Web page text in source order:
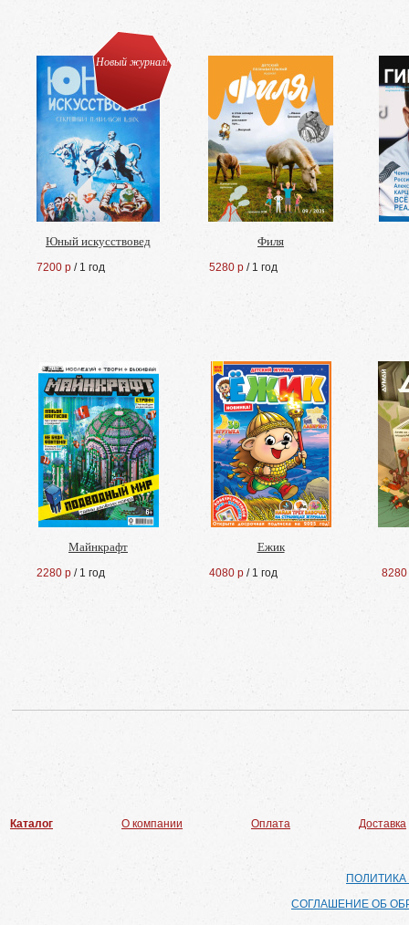
Новый журнал!
Юный искусствовед
7200 р / 1 год
Филя
5280 р / 1 год
Майнкрафт
2280 р / 1 год
Ежик
4080 р / 1 год 8280
Каталог О компании Оплата Доставка
СОГЛАШЕНИЕ ОБ